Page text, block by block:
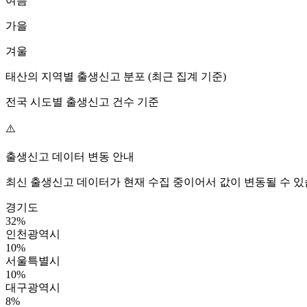
가을
겨울
태산의 지역별 출생신고 분포 (최근 집계 기준)
전국 시도별 출생신고 건수 기준
⚠️
출생신고 데이터 변동 안내
최신 출생신고 데이터가 현재 수집 중이어서 값이 변동될 수 있
경기도
32%
인천광역시
10%
서울특별시
10%
대구광역시
8%